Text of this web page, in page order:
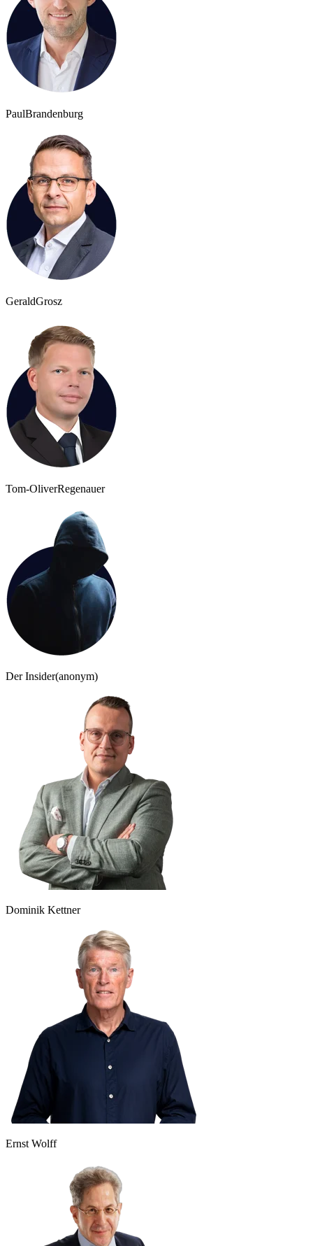
PaulBrandenburg
GeraldGrosz
Tom-OliverRegenauer
Der Insider(anonym)
Dominik Kettner
Ernst Wolff